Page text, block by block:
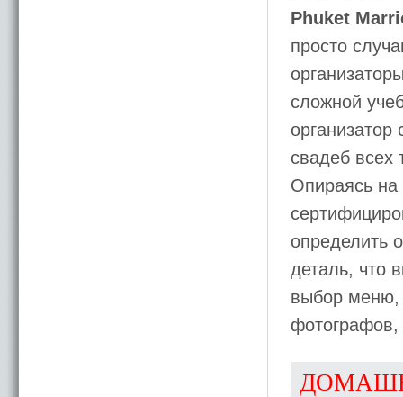
Phuket
просто
сложной
свадеб всех
Опираясь на
определить
деталь, что
выбор меню,
фотографов,